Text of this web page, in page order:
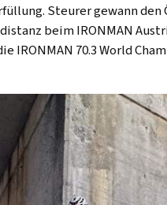
Steurer gewann
beim IRONMAN
70.3 World